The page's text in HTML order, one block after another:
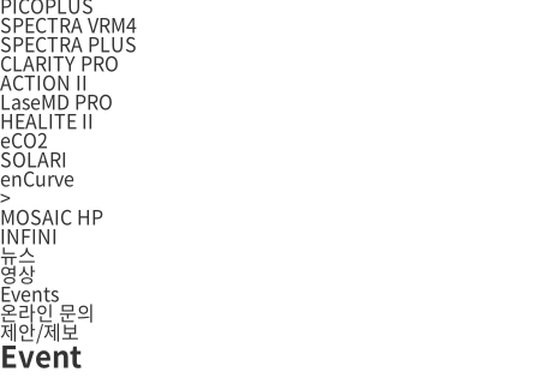
SPECTRA VRM4
SPECTRA PLUS
CLARITY PRO
ACTION II
LaseMD PRO
HEALITE II
eCO2
SOLARI
enCurve
>
MOSAIC HP
INFINI
뉴스
영상
Events
온라인 문의
제안/제보
Event